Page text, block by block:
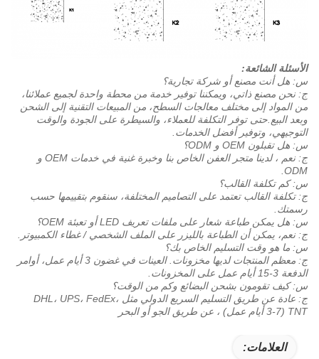
الأسئلة الشائعة:
س: هل أنت مصنع أو شركة تجارية؟
ج: نحن مصنع ذاتي، ويمكننا توفير خدمة من محطة واحدة لجميع عملائنا،
من المواد إلى مختلف معالجات السطح، من المبيعات التقنية إلى الشحن
وبعد البيع.حتى توفر التكلفة للعملاء، والسيطرة على الجودة والوقت
التوجيهي، وتوفير أفضل الخدمات.
س: هل تقبلون OEM و ODM؟
ج: نعم ، لدينا متجر العفن الخاص بنا وخبرة غنية في خدمات OEM و
ODM.
س: كم تكلفة القالب؟
ج: تكلفة القالب تعتمد على التصاميم المختلفة، سنقوم بتقييمها حسب
رسمتك.
س: هل يمكن طباعة شعار على ملفات تعريف LED أو تعبئة OEM؟
ج: نعم، يمكن أن الطباعة بالليزر على الملف الشخصي / غطاء الكمبيوتر.
س: ما هو وقت التسليم الخاص بك؟
ج: معظم المنتجات لديها مخزونات. العينات في غضون 3 أيام عمل، أوامر
الدفعة 3-15 أيام عمل على المخزونات.
س: كيف تقومون بشحن البضائع وكم من الوقت؟
ج: عادة عن طريق التسليم السريع الدولي مثل DHL، UPS، FedEx،
TNT (3-7 أيام عمل) ، عن طريق الجو أو البحر
العلامات: